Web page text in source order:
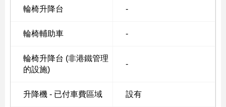
Content
輪椅升降台 -
輪椅輔助車 -
輪椅升降台 (非港鐵管理
的設施)
-
升降機 - 已付車費區域 設有